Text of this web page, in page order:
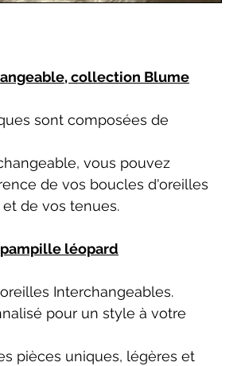
collection Blume
sont composées de
vous pouvez
de vos boucles d'oreilles
de vos tenues.
léopard
Interchangeables.
pour un style à votre
pièces uniques, légères et